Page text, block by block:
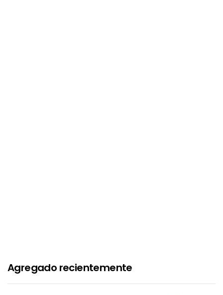
Agregado recientemente